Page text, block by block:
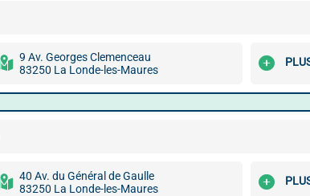
9 Av. Georges Clemenceau
83250 La Londe-les-Maures
40 Av. du Général de Gaulle
83250 La Londe-les-Maures